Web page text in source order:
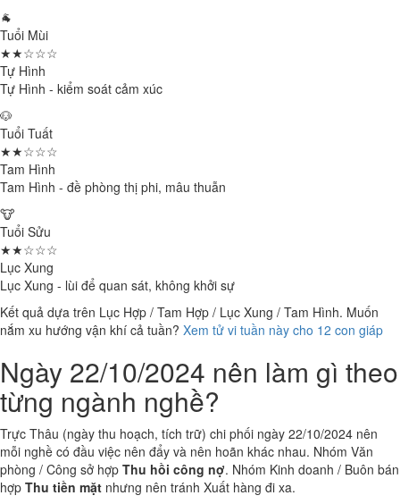
🐐
Tuổi Mùi
★★☆☆☆
Tự Hình
Tự Hình - kiểm soát cảm xúc
🐶
Tuổi Tuất
★★☆☆☆
Tam Hình
Tam Hình - đề phòng thị phi, mâu thuẫn
🐮
Tuổi Sửu
★★☆☆☆
Lục Xung
Lục Xung - lùi để quan sát, không khởi sự
Kết quả dựa trên Lục Hợp / Tam Hợp / Lục Xung / Tam Hình. Muốn
nắm xu hướng vận khí cả tuần? Xem tử vi tuần này cho 12 con giáp
Ngày 22/10/2024 nên làm gì theo
từng ngành nghề?
Trực Thâu (ngày thu hoạch, tích trữ) chi phối ngày 22/10/2024 nên
mỗi nghề có đầu việc nên đẩy và nên hoãn khác nhau. Nhóm Văn
phòng / Công sở hợp Thu hồi công nợ. Nhóm Kinh doanh / Buôn bán
hợp Thu tiền mặt nhưng nên tránh Xuất hàng đi xa.